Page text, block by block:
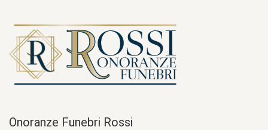
Onoranze Funebri Rossi